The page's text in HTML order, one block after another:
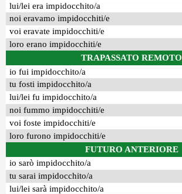
lui/lei era impidocchito/a
noi eravamo impidocchiti/e
voi eravate impidocchiti/e
loro erano impidocchiti/e
TRAPASSATO REMOTO
io fui impidocchito/a
tu fosti impidocchito/a
lui/lei fu impidocchito/a
noi fummo impidocchiti/e
voi foste impidocchiti/e
loro furono impidocchiti/e
FUTURO ANTERIORE
io sarò impidocchito/a
tu sarai impidocchito/a
lui/lei sarà impidocchito/a